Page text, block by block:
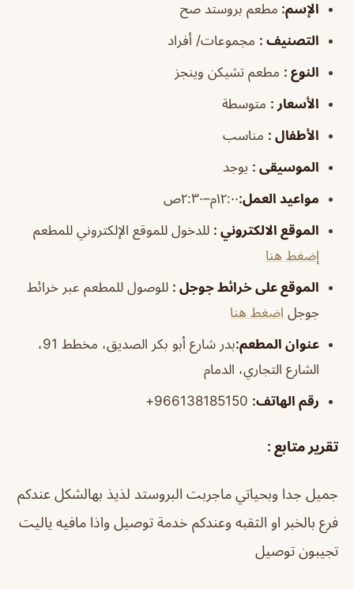
الإسم: مطعم بروستد صح
التصنيف : مجموعات/ أفراد
النوع : مطعم تشيكن وينجز
الأسعار : متوسطة
الأطفال : مناسب
الموسيقى : يوجد
مواعيد العمل:١٢:٠٠م–٢:٣٠ص
الموقع الالكتروني : للدخول للموقع الإلكتروني للمطعم
إضغط هنا
الموقع على خرائط جوجل : للوصول للمطعم عبر خرائط
جوجل اضغط هنا
عنوان المطعم:
بدر شارع أبو بكر الصديق، مخطط 91،
الشارع التجاري، الدمام
رقم الهاتف:
تقرير متابع :
جميل جدا وبحياتي ماجربت البروستد لذيذ بهالشكل عندكم
فرع بالخبر او الثقبه وعندكم خدمة توصيل واذا مافيه ياليت
تجيبون توصيل